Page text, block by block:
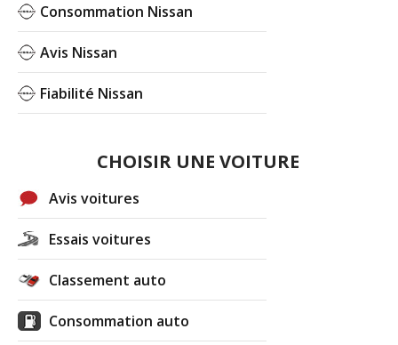
Consommation Nissan
Avis Nissan
Fiabilité Nissan
CHOISIR UNE VOITURE
Avis voitures
Essais voitures
Classement auto
Consommation auto